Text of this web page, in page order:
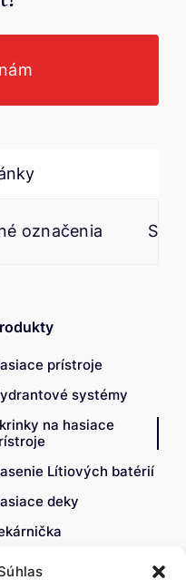
označenia
prístroje
systémy
na hasiace
Lítiových batérií
deky
označenia